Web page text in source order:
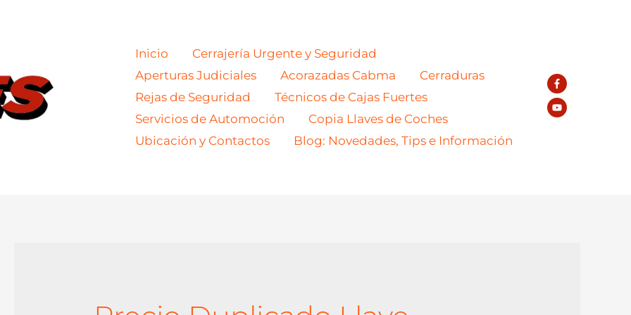
Inicio
Cerrajería Urgente y Seguridad
Aperturas Judiciales
Acorazadas Cabma
Cerraduras
Rejas de Seguridad
Técnicos de Cajas Fuertes
Servicios de Automoción
Copia Llaves de Coches
Ubicación y Contactos
Blog: Novedades, Tips e Información